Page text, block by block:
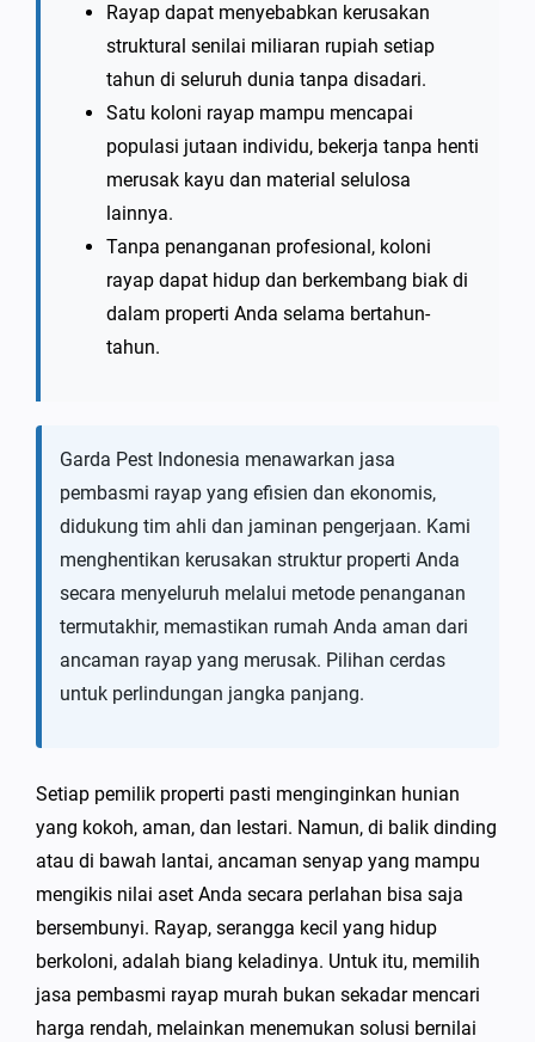
Rayap dapat menyebabkan kerusakan
struktural senilai miliaran rupiah setiap
tahun di seluruh dunia tanpa disadari.
Satu koloni rayap mampu mencapai
populasi jutaan individu, bekerja tanpa henti
merusak kayu dan material selulosa
lainnya.
Tanpa penanganan profesional, koloni
rayap dapat hidup dan berkembang biak di
dalam properti Anda selama bertahun-
tahun.
Garda Pest Indonesia menawarkan jasa
pembasmi rayap yang efisien dan ekonomis,
didukung tim ahli dan jaminan pengerjaan. Kami
menghentikan kerusakan struktur properti Anda
secara menyeluruh melalui metode penanganan
termutakhir, memastikan rumah Anda aman dari
ancaman rayap yang merusak. Pilihan cerdas
untuk perlindungan jangka panjang.
Setiap pemilik properti pasti menginginkan hunian
yang kokoh, aman, dan lestari. Namun, di balik dinding
atau di bawah lantai, ancaman senyap yang mampu
mengikis nilai aset Anda secara perlahan bisa saja
bersembunyi. Rayap, serangga kecil yang hidup
berkoloni, adalah biang keladinya. Untuk itu, memilih
jasa pembasmi rayap murah bukan sekadar mencari
harga rendah, melainkan menemukan solusi bernilai